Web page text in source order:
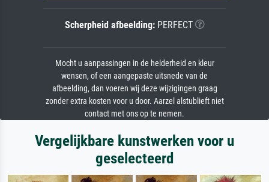
Scherpheid afbeelding:PERFECT
Mocht u aanpassingen in de helderheid en kleur
wensen, of een aangepaste uitsnede van de
afbeelding, dan voeren wij deze wijzigingen graag
zonder extra kosten voor u door. Aarzel alstublieft niet
contact met ons op te nemen.
Vergelijkbare kunstwerken voor u
geselecteerd